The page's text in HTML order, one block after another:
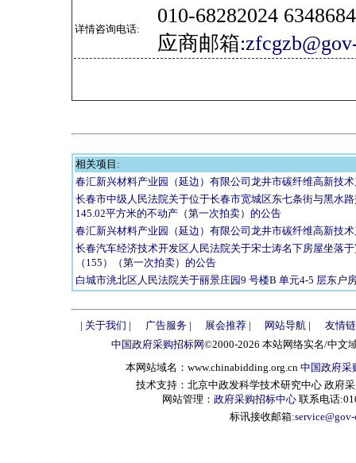
详情咨询电话:
010-68282024
应商邮箱:
相关项目:
春汇新兴材料产业园（延边）有限公司龙井市碳纤维高新技
长春市中级人民法院关于位于长春市宽城区东七条街与黑水
145.02平方米的不动产（第一次拍卖）的公告
春汇新兴材料产业园（延边）有限公司龙井市碳纤维高新技
长春汽车经济技术开发区人民法院关于宋士涛名下房屋坐落
（155）（第一次拍卖）的公告
白城市洮北区人民法院关于丽景庄园9 号楼B 单元4-5 层东户
| 关于我们 | 广告服务| 展会推荐| 网站导航 |
友情
中国政府采购招标网©2000-2026 本站网络实名/中文
本网站域名：www.chinabidding.org.cn 中国政府采
技术支持：北京中政发科学技术研究中心 政府
网站管理： 政府采购招标中心 联系电话
标讯接收邮箱: